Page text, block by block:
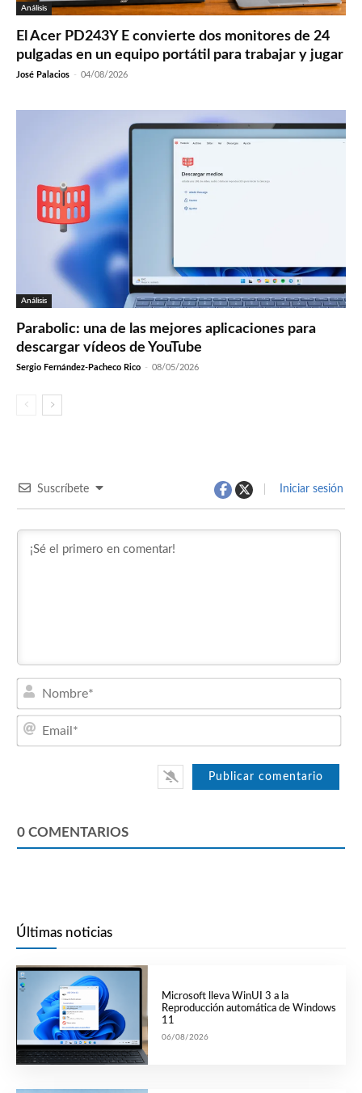
Análisis
El Acer PD243Y E convierte dos monitores de 24
pulgadas en un equipo portátil para trabajar y jugar
José Palacios - 04/08/2026
Análisis
Parabolic: una de las mejores aplicaciones para
descargar vídeos de YouTube
Sergio Fernández-Pacheco Rico - 08/05/2026
Suscríbete Iniciar sesión
0 COMENTARIOS
Últimas noticias
Microsoft lleva WinUI 3 a la
Reproducción automática de Windows
11
06/08/2026